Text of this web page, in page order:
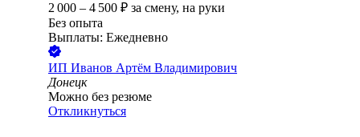
2 000 – 4 500 ₽ за смену, на руки
Без опыта
Выплаты: Ежедневно
ИП Иванов Артём Владимирович
Донецк
Можно без резюме
Откликнуться